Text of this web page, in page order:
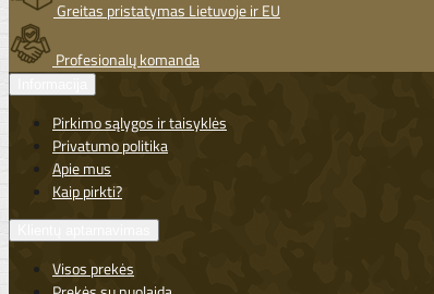
Greitas pristatymas Lietuvoje ir EU
Profesionalų komanda
Pirkimo sąlygos ir taisyklės
Privatumo politika
Apie mus
Kaip pirkti?
Visos prekės